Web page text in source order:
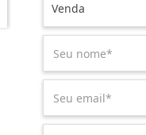
Venda